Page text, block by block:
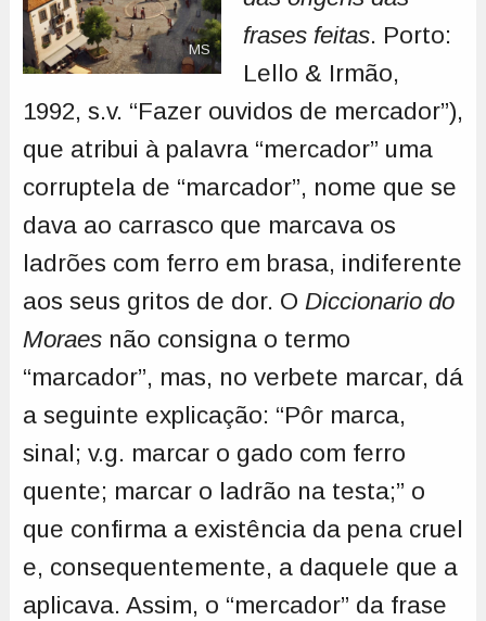
MS
frases feitas. Porto:
Lello & Irmão,
1992, s.v. “Fazer ouvidos de mercador”),
que atribui à palavra “mercador” uma
corruptela de “marcador”, nome que se
dava ao carrasco que marcava os
ladrões com ferro em brasa, indiferente
aos seus gritos de dor. O Diccionario do
Moraesnão consigna o termo
“marcador”, mas, no verbete marcar, dá
a seguinte explicação: “Pôr marca,
sinal; v.g. marcar o gado com ferro
quente; marcar o ladrão na testa;” o
que confirma a existência da pena cruel
e, consequentemente, a daquele que a
aplicava. Assim, o “mercador” da frase